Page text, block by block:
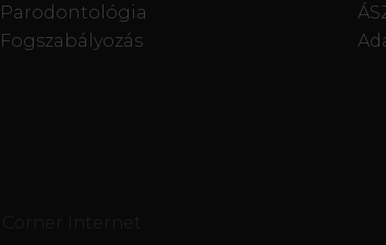
Parodontológia
Fogszabályozás